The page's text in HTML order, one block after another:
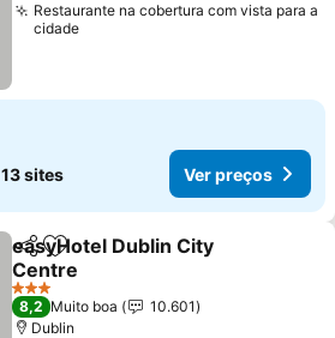
Restaurante na cobertura com vista para a
cidade
13 sites Ver preços
PartilharAdicionar aos favoritos
easyHotel Dublin City
Centre
3 Estrelas
8,2 Muito boa
10.601
Dublin